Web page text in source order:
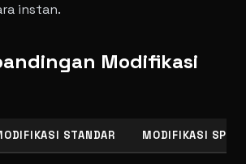
instan.
Modifikasi
STANDAR MODIFIKASI